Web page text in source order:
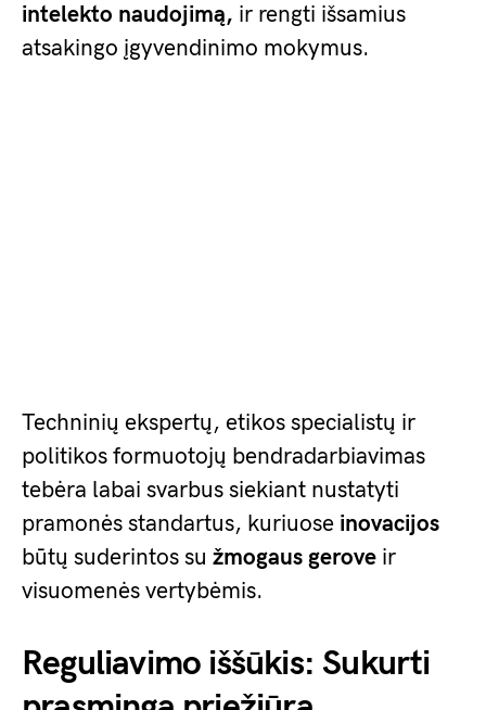
intelekto naudojimą, ir rengti išsamius
atsakingo įgyvendinimo mokymus.
Techninių ekspertų, etikos specialistų ir
politikos formuotojų bendradarbiavimas
tebėra labai svarbus siekiant nustatyti
pramonės standartus, kuriuose inovacijos
būtų suderintos su žmogaus gerove ir
visuomenės vertybėmis.
Reguliavimo iššūkis: Sukurti